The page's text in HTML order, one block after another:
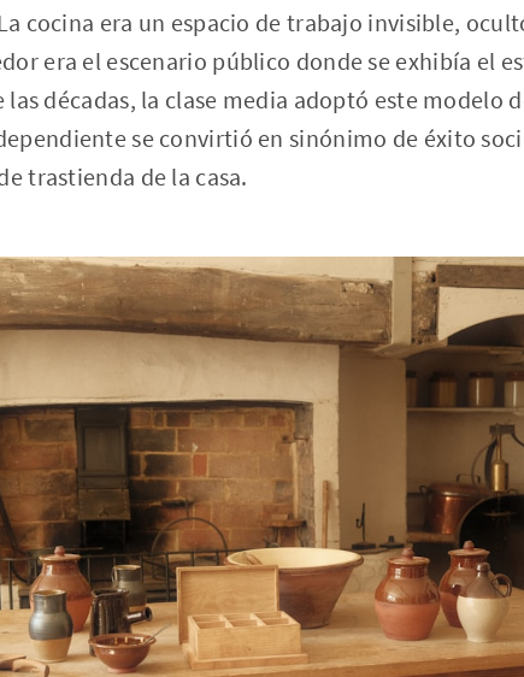
cocina era un espacio de trabajo invisible,
era el escenario público donde se exhibía el
las décadas, la clase media adoptó este modelo
se convirtió en sinónimo de éxito
trastienda de la casa.